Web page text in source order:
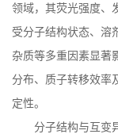
领域，其荧光强度、
受分子结构状态、溶
杂质等多重因素显著
分布、质子转移效率
定性。
分子结构与互变